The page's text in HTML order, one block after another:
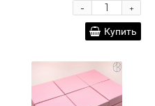
+
-
Купить